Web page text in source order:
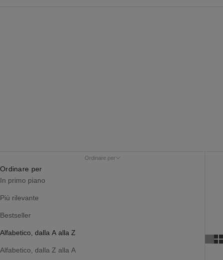
Ordinare per
Ordinare per
In primo piano
Più rilevante
Bestseller
Alfabetico, dalla A alla Z
Alfabetico, dalla Z alla A